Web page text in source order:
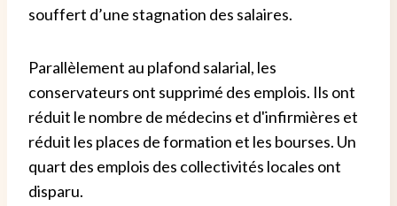
souffert d’une stagnation des salaires.
Parallèlement au plafond salarial, les
conservateurs ont supprimé des emplois. Ils ont
réduit le nombre de médecins et d'infirmières et
réduit les places de formation et les bourses. Un
quart des emplois des collectivités locales ont
disparu.